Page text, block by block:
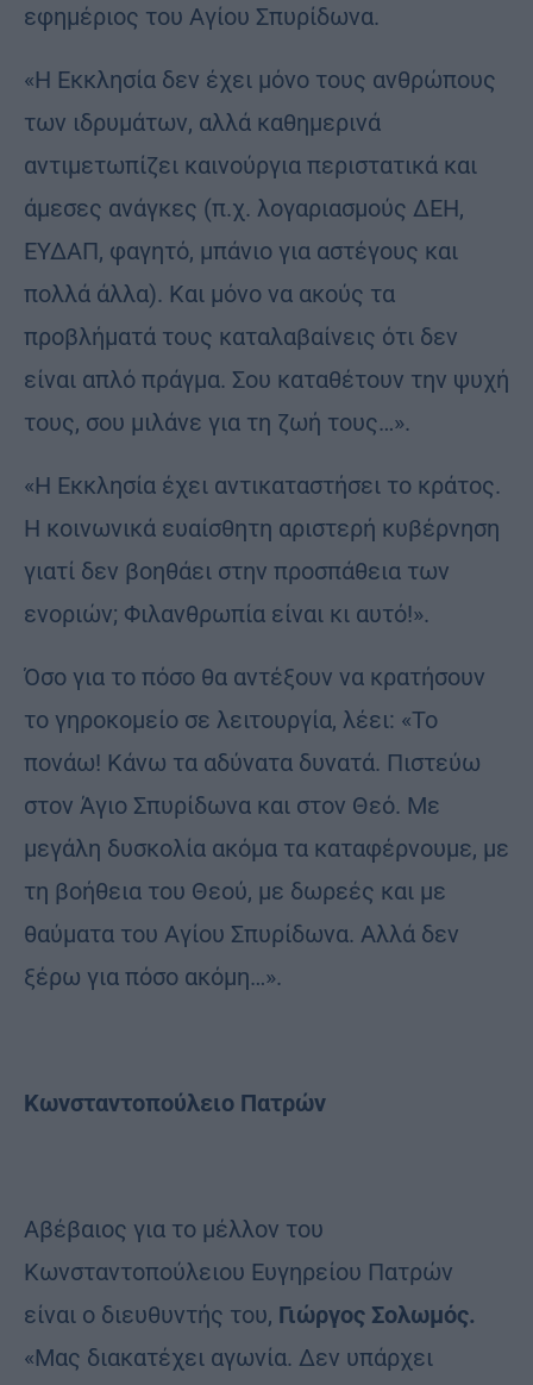
εφημέριος του Αγίου Σπυρίδωνα.
«Η Εκκλησία δεν έχει μόνο τους ανθρώπους
των ιδρυμάτων, αλλά καθημερινά
αντιμετωπίζει καινούργια περιστατικά και
άμεσες ανάγκες (π.χ. λογαριασμούς ΔΕΗ,
ΕΥΔΑΠ, φαγητό, μπάνιο για αστέγους και
πολλά άλλα). Και μόνο να ακούς τα
προβλήματά τους καταλαβαίνεις ότι δεν
είναι απλό πράγμα. Σου καταθέτουν την ψυχή
τους, σου μιλάνε για τη ζωή τους…».
«Η Εκκλησία έχει αντικαταστήσει το κράτος.
Η κοινωνικά ευαίσθητη αριστερή κυβέρνηση
γιατί δεν βοηθάει στην προσπάθεια των
ενοριών; Φιλανθρωπία είναι κι αυτό!».
Όσο για το πόσο θα αντέξουν να κρατήσουν
το γηροκομείο σε λειτουργία, λέει: «Το
πονάω! Κάνω τα αδύνατα δυνατά. Πιστεύω
στον Άγιο Σπυρίδωνα και στον Θεό. Με
μεγάλη δυσκολία ακόμα τα καταφέρνουμε, με
τη βοήθεια του Θεού, με δωρεές και με
θαύματα του Αγίου Σπυρίδωνα. Αλλά δεν
ξέρω για πόσο ακόμη…».
Kωνσταντοπούλειο Πατρών
Aβέβαιος για το μέλλον του
Kωνσταντοπούλειου Eυγηρείου Πατρών
είναι ο διευθυντής του, Γιώργος Σολωμός.
«Μας διακατέχει αγωνία. Δεν υπάρχει